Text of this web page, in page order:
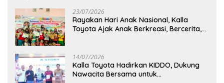
23/07/2026
Rayakan Hari Anak Nasional, Kalla
Toyota Ajak Anak Berkreasi, Bercerita,
14/07/2026
Kalla Toyota Hadirkan KIDDO, Dukung
Nawacita Bersama untuk